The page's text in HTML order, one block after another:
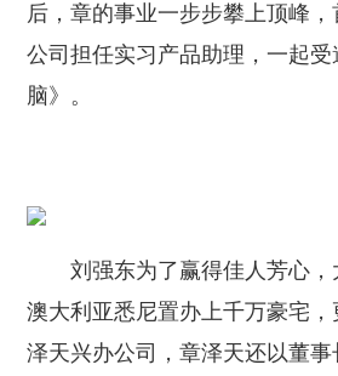
后，章的事业一步步攀上顶峰
公司担任实习产品助理，一起
脑》。
刘强东为了赢得佳人芳心，
澳大利亚悉尼置办上千万豪宅，
泽天兴办公司，章泽天还以董